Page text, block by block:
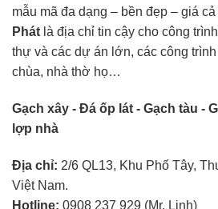
mẫu mã đa dạng – bền đẹp – giá
Phát là địa chỉ tin cậy cho công
thự và các dự án lớn, các công
chùa, nhà thờ họ…
Gạch xây - Đá ốp lát - Gạch tàu -
lợp nhà
Địa chỉ: 2/6 QL13, Khu Phố Tây,
Việt Nam.
Hotline: 0908 237 929 (Mr. Linh)